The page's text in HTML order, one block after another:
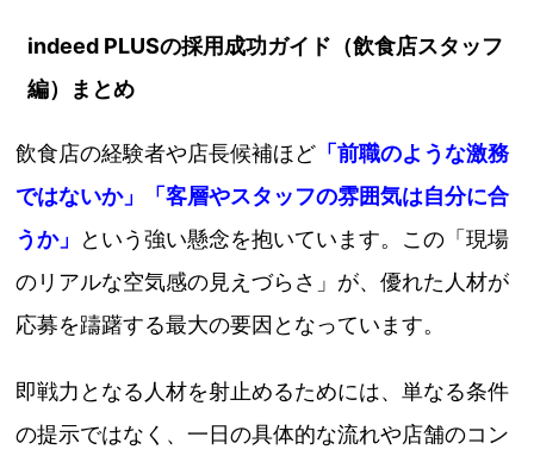
indeed PLUSの採用成功ガイド（飲食店スタッフ
編）まとめ
飲食店の経験者や店長候補ほど 「前職のような激務
ではないか」「客層やスタッフの雰囲気は自分に合
うか」
という強い懸念を抱いています。この「現場
のリアルな空気感の見えづらさ」が、優れた人材が
応募を躊躇する最大の要因となっています。
即戦力となる人材を射止めるためには、単なる条件
の提示ではなく、一日の具体的な流れや店舗のコン